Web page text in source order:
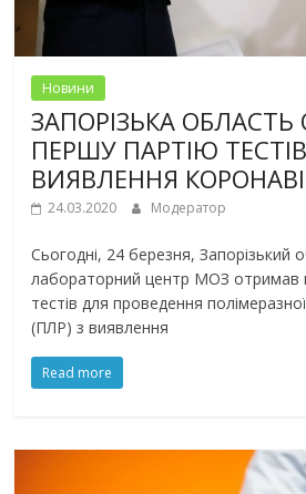
Новини
ЗАПОРІЗЬКА
ПЕРШУ ПАРТІЮ
ВИЯВЛЕННЯ
24.03.2020 Модератор
Сьогодні, 24 березня, Запорізький
лабораторний центр МОЗ отримав
тестів для проведення
(ПЛР) з виявлення
Read more